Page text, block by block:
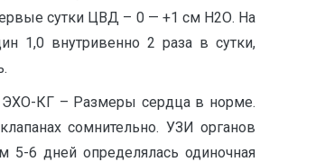
сутки ЦВД – 0 — +1 см Н2О. На
1,0 внутривенно 2 раза в сутки,
ЭХО-КГ – Размеры сердца в норме.
сомнительно. УЗИ органов
5-6 дней определялась одиночная